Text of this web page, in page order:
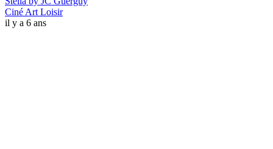
Ciné Art Loisir
il y a 6 ans